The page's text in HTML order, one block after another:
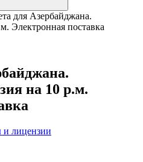
для Азербайджана.
Электронная поставка
на 10 р.м.
и лицензии